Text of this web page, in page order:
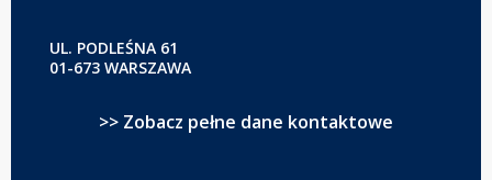
UL. PODLEŚNA 61
01-673 WARSZAWA
>> Zobacz pełne dane kontaktowe